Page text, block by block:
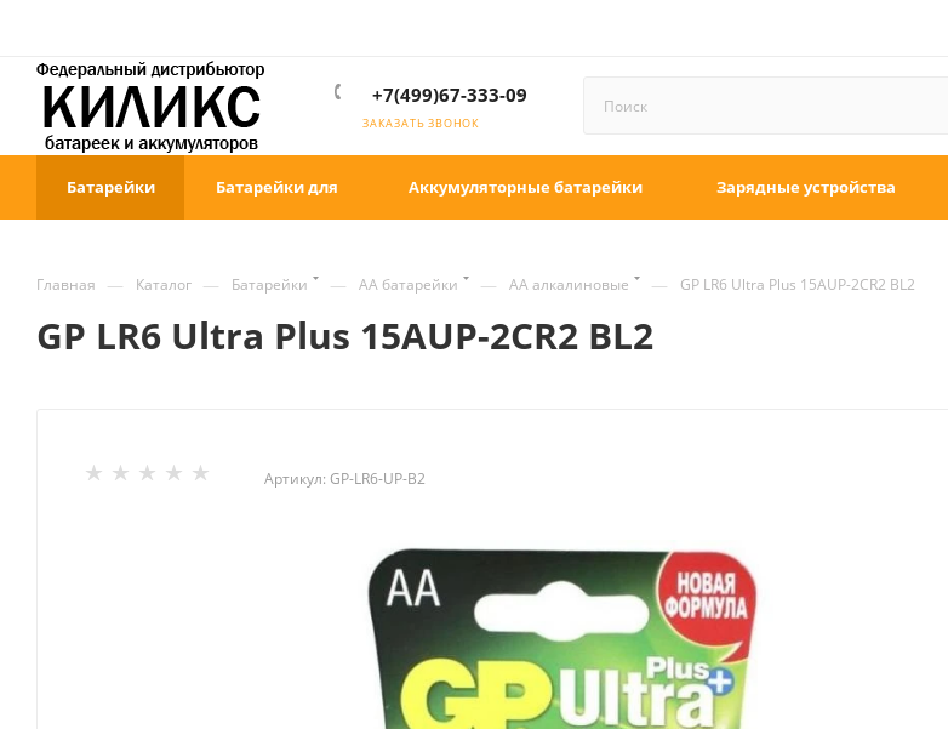
+7(499)67-333-09
ЗАКАЗАТЬ ЗВОНОК
Батарейки Батарейки для Аккумуляторные батарейки Зарядные устройства
Главная — Каталог — Батарейки — AA батарейки — АА алкалиновые — GP LR6 Ultra Plus 15AUP-2CR2 BL2
GP LR6 Ultra Plus 15AUP-2CR2 BL2
Артикул: GP-LR6-UP-B2